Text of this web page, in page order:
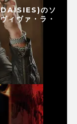
のソ
ィヴァ・ラ・